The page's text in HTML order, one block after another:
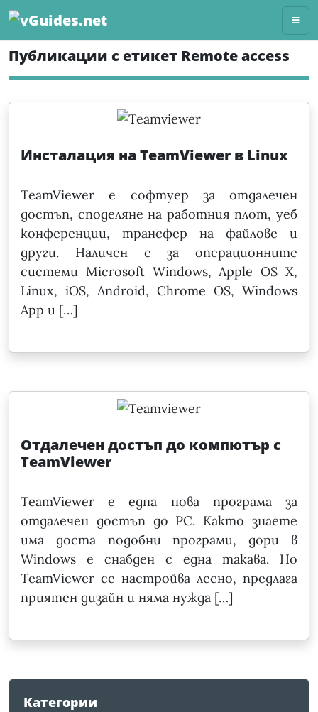
Skip
content
Публикации с етикет Remote access
Инсталация на TeamViewer в Linux
TeamViewer е софтуер за отдалечен
достъп, споделяне на работния плот, уеб
конференции, трансфер на файлове и
други. Наличен е за операционните
системи Microsoft Windows, Apple OS X,
Linux, iOS, Android, Chrome OS, Windows
App и […]
Отдалечен достъп до компютър с
TeamViewer
TeamViewer е една нова програма за
отдалечен достъп до PC. Както знаете
има доста подобни програми, дори в
Windows е снабден с една такава. Но
TeamViewer се настройва лесно, предлага
приятен дизайн и няма нужда […]
Категории